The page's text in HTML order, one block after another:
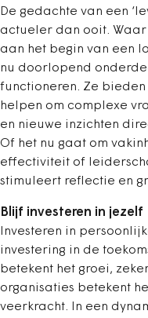
De gedachte van een
actueler dan ooit.
aan het begin van een
nu doorlopend
functioneren. Ze
helpen om complexe
en nieuwe inzichten
Of het nu gaat om
effectiviteit of
stimuleert reflectie en
Blijf investeren in jezelf
Investeren in
investering in de
betekent het groei,
organisaties betekent
veerkracht. In een